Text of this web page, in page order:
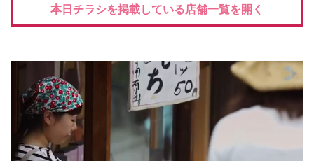
本日チラシを掲載している店舗一覧を開く